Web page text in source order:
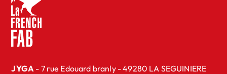
JYGA - 7 rue Edouard branly - 49280 LA SEGUINIERE